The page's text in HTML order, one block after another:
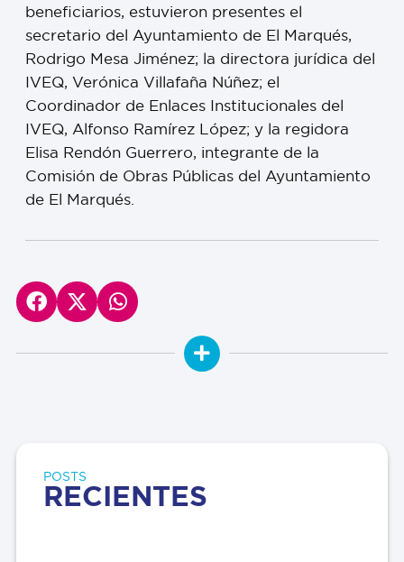
beneficiarios, estuvieron presentes el
secretario del Ayuntamiento de El Marqués,
Rodrigo Mesa Jiménez; la directora jurídica del
IVEQ, Verónica Villafaña Núñez; el
Coordinador de Enlaces Institucionales del
IVEQ, Alfonso Ramírez López; y la regidora
Elisa Rendón Guerrero, integrante de la
Comisión de Obras Públicas del Ayuntamiento
de El Marqués.
POSTS
RECIENTES